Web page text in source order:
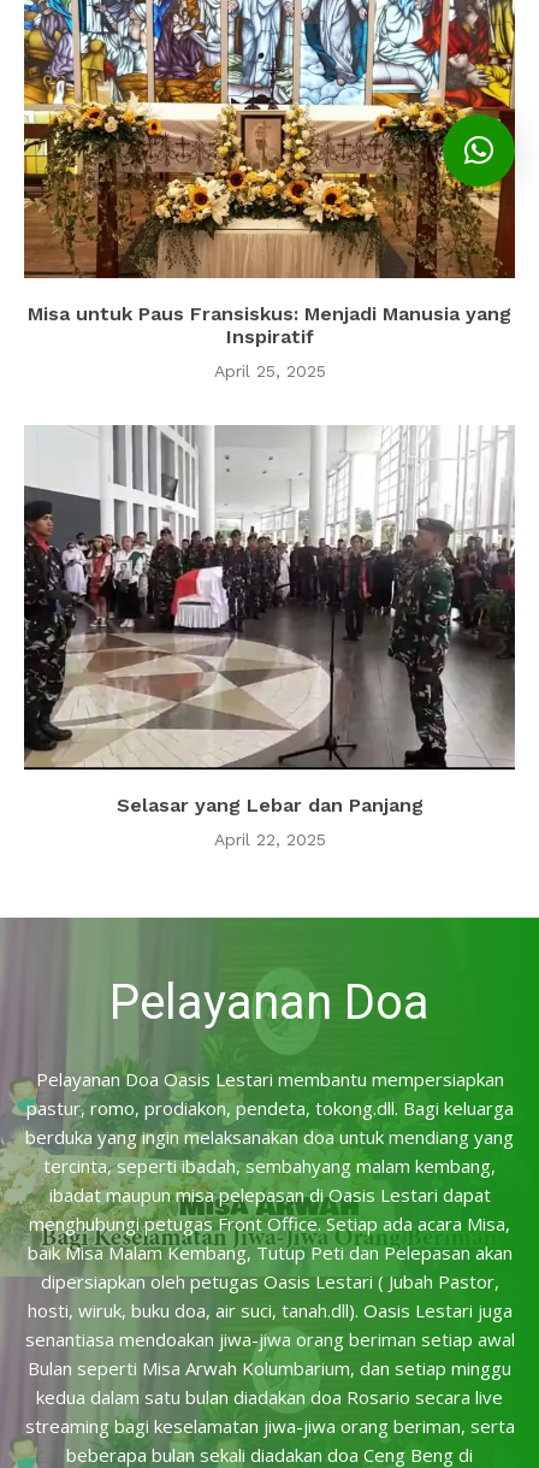
Misa untuk Paus Fransiskus: Menjadi Manusia yang
Inspiratif
April 25, 2025
Selasar yang Lebar dan Panjang
April 22, 2025
Pelayanan Doa
Pelayanan Doa Oasis Lestari membantu mempersiapkan
pastur, romo, prodiakon, pendeta, tokong.dll. Bagi keluarga
berduka yang ingin melaksanakan doa untuk mendiang yang
tercinta, seperti ibadah, sembahyang malam kembang,
ibadat maupun misa pelepasan di Oasis Lestari dapat
menghubungi petugas Front Office. Setiap ada acara Misa,
baik Misa Malam Kembang, Tutup Peti dan Pelepasan akan
dipersiapkan oleh petugas Oasis Lestari ( Jubah Pastor,
hosti, wiruk, buku doa, air suci, tanah.dll). Oasis Lestari juga
senantiasa mendoakan jiwa-jiwa orang beriman setiap awal
Bulan seperti Misa Arwah Kolumbarium, dan setiap minggu
kedua dalam satu bulan diadakan doa Rosario secara live
streaming bagi keselamatan jiwa-jiwa orang beriman, serta
beberapa bulan sekali diadakan doa Ceng Beng di